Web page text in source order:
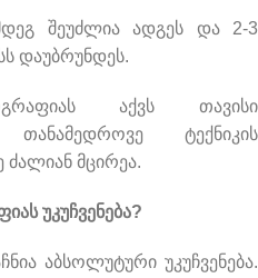
შეუძლია ადგეს და 2-3
დაუბრუნდეს.
აქვს თავისი
ტექნიკის
ძალიან მცირეა.
უკუჩვენება?
აბსოლუტური უკუჩვენება.